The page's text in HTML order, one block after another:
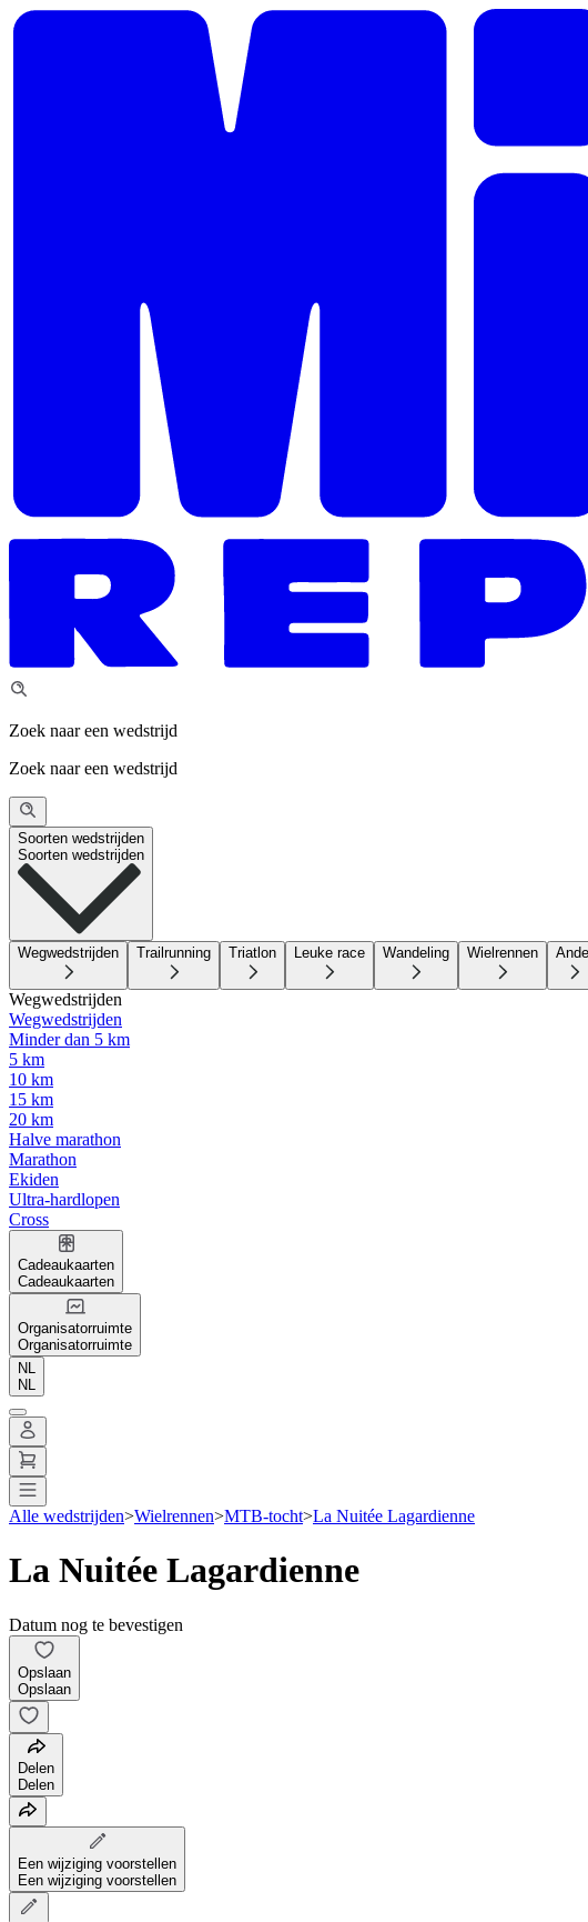
Zoek naar een wedstrijd
Zoek naar een wedstrijd
Soorten wedstrijden
Soorten wedstrijden
Wegwedstrijden Trailrunning Triatlon Leuke race Wandeling Wielrennen
Wegwedstrijden
Wegwedstrijden
Minder dan 5 km
5 km
10 km
15 km
20 km
Halve marathon
Marathon
Ekiden
Ultra-hardlopen
Cross
Cadeaukaarten
Cadeaukaarten
Organisatorruimte
Organisatorruimte
NL
NL
Alle wedstrijden>Wielrennen>MTB-tocht>La Nuitée Lagardienne
La Nuitée Lagardienne
Datum nog te bevestigen
Opslaan
Opslaan
Delen
Delen
Een wijziging voorstellen
Een wijziging voorstellen